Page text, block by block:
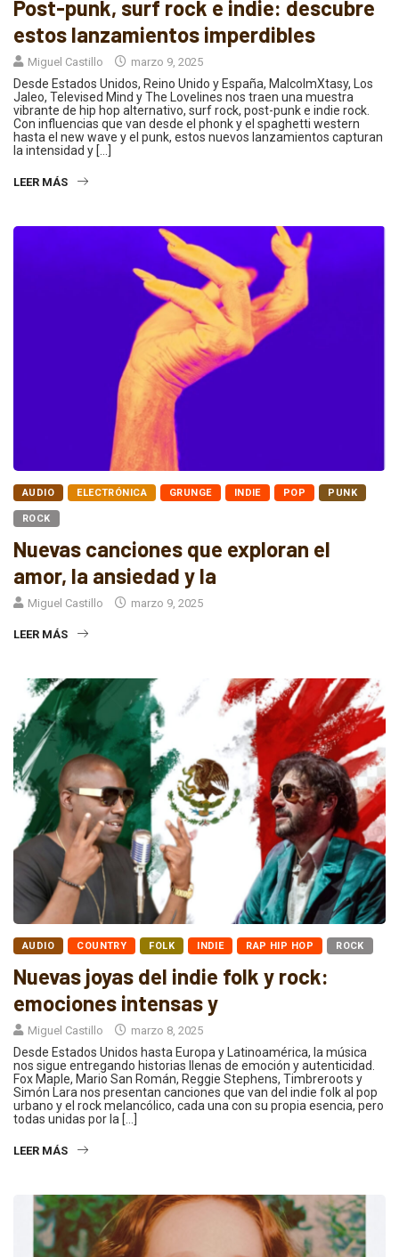
Post-punk, surf rock e indie: descubre
estos lanzamientos imperdibles
Miguel Castillo marzo 9, 2025
Desde Estados Unidos, Reino Unido y España, MalcolmXtasy, Los
Jaleo, Televised Mind y The Lovelines nos traen una muestra
vibrante de hip hop alternativo, surf rock, post-punk e indie rock.
Con influencias que van desde el phonk y el spaghetti western
hasta el new wave y el punk, estos nuevos lanzamientos capturan
la intensidad y […]
LEER MÁS
AUDIO ELECTRÓNICA GRUNGE INDIE POP PUNK
ROCK
Nuevas canciones que exploran el
amor, la ansiedad y la
Miguel Castillo marzo 9, 2025
LEER MÁS
AUDIO COUNTRY FOLK INDIE RAP HIP HOP ROCK
Nuevas joyas del indie folk y rock:
emociones intensas y
Miguel Castillo marzo 8, 2025
Desde Estados Unidos hasta Europa y Latinoamérica, la música
nos sigue entregando historias llenas de emoción y autenticidad.
Fox Maple, Mario San Román, Reggie Stephens, Timbreroots y
Simón Lara nos presentan canciones que van del indie folk al pop
urbano y el rock melancólico, cada una con su propia esencia, pero
todas unidas por la […]
LEER MÁS